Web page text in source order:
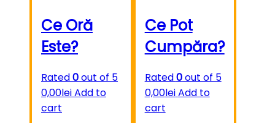
Ce Oră
Este?
Rated0out of 5
0,00leiAdd to
cart
Ce Pot
Cumpăra?
Rated0out of 5
0,00leiAdd to
cart